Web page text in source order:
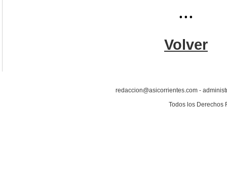
...
Volver
redaccion@asicorrientes.com -
Todos los Derechos